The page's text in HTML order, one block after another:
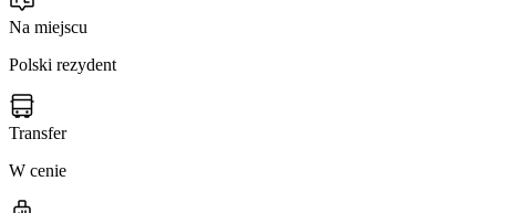
Na miejscu
Polski rezydent
Transfer
W cenie